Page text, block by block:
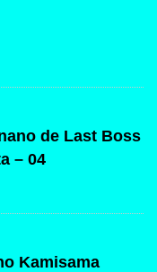
de Last Boss
– 04
Kamisama